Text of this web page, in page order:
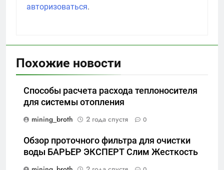
авторизоваться.
Похожие новости
Способы расчета расхода теплоносителя
для системы отопления
mining_broth
2 года спустя 0
Обзор проточного фильтра для очистки
воды БАРЬЕР ЭКСПЕРТ Слим Жесткость